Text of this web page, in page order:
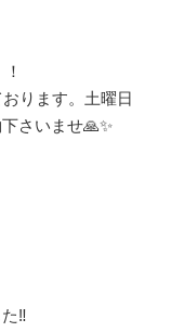
ります。土曜日
さいませ🙏✨
‼️